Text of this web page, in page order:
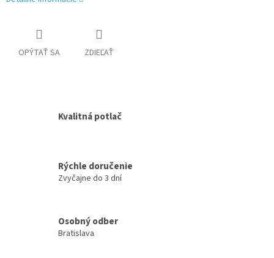
OPÝTAŤ SA ZDIEĽAŤ
Kvalitná potlač
Rýchle doručenie
Zvyčajne do 3 dní
Osobný odber
Bratislava